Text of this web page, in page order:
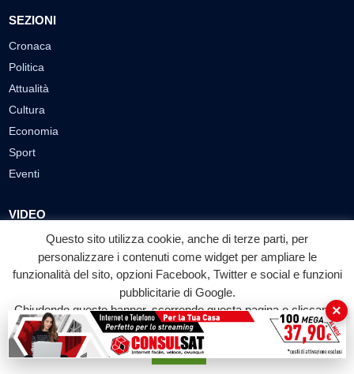
SEZIONI
Cronaca
Politica
Attualità
Cultura
Economia
Sport
Eventi
VIDEO
Video Cronaca
Video Politica
Video Attualità
Video Economia
Video Cultura
Video Sport
Questo sito utilizza cookie, anche di terze parti, per
personalizzare i contenuti come widget per ampliare le
funzionalità del sito, opzioni Facebook, Twitter e social e funzioni
pubblicitarie di Google.
Chiudendo questo banner, scorrendo questa pagina o cliccando
su qualunque suo elemento acconsenti all'uso dei cookie.
Accetta
×